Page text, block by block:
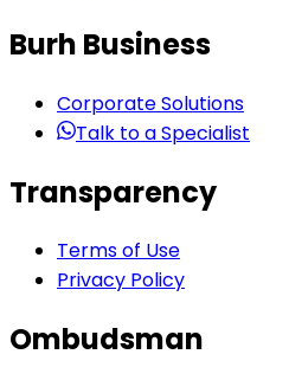
Burh Business
Corporate Solutions
Talk to a Specialist
Transparency
Terms of Use
Privacy Policy
Ombudsman